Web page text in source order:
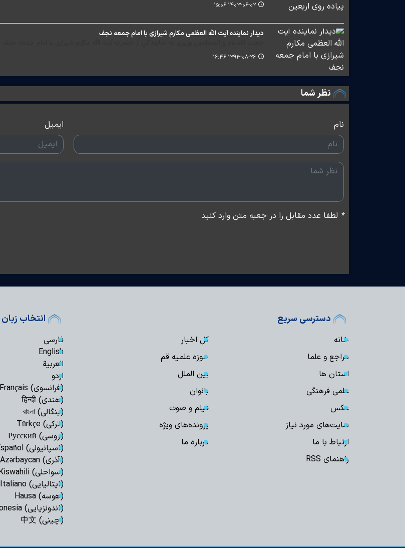
۱۴۰۳-۰۶-۰۲ ۱۵:۰۶
دیدار نماینده آیت الله العظمی مکارم شیرازی با امام جمعه نجف
۱۳۹۳-۰۸-۲۶ ۱۶:۴۶
نظر شما
نام ایمیل
* لطفا عدد مقابل را در جعبه متن وارد کنید
دسترسی سریع
خانه
کل اخبار
مراجع و علما
حوزه علمیه قم
استان ها
بین الملل
علمی فرهنگی
بانوان
عکس
فیلم و صوت
سایت‌های مورد نیاز
پرونده‌های ویژه
ارتباط با ما
درباره ما
راهنمای RSS
انتخاب زبان
فارسی
English
العربیة
اردو
(فرانسوی) Français
(هندی) हिन्दी
(بنگالی) বাংলা
(ترکی) Türkçe
(روسی) Русский
(اسپانیولی) Español
(آذری) Azərbaycan
(سواحلی) Kiswahili
(ایتالیایی) Italiano
(هوسه) Hausa
(اندونزیایی) indonesia
(چینی) 中文